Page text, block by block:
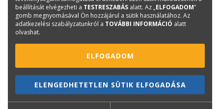
Hírlevél feliratkozás
TOVÁBB
beállítását elvégezheti a TESTRESZABÁS alatt. Az „ELFOGADOM”
gomb megnyomásával Ön hozzájárul a sütik használatához. Az
adatkezelési szabályzatunkról a TOVÁBBI INFORMÁCIÓ alatt
olvashat.
ELFOGADOM
ELENGEDHETETLEN SÜTIK ELFOGADÁSA